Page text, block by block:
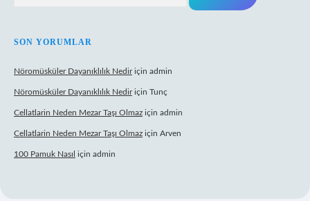
SON YORUMLAR
Nöromüsküler Dayanıklılık Nediriçin admin
Nöromüsküler Dayanıklılık Nediriçin Tunç
Cellatlarin Neden Mezar Taşı Olmaz için admin
Cellatlarin Neden Mezar Taşı Olmaz için Arven
100 Pamuk Nasıl için admin